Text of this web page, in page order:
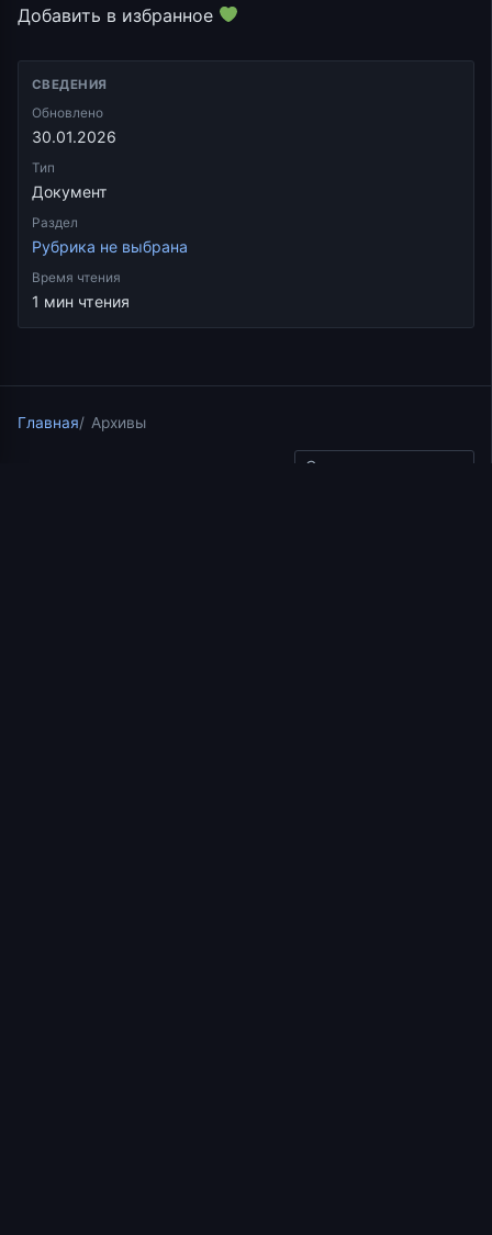
Добавить в избранное
СВЕДЕНИЯ
Обновлено
30.01.2026
Тип
Документ
Раздел
Рубрика не выбрана
Время чтения
1 мин чтения
Главная Архивы
Скопировать ссылку